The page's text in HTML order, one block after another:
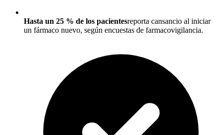
Hasta un 25 % de los pacientesreporta cansancio al iniciar
un fármaco nuevo, según encuestas de farmacovigilancia.